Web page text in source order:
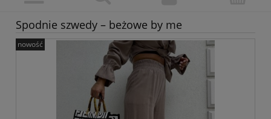
Spodnie szwedy – beżowe by me
nowość